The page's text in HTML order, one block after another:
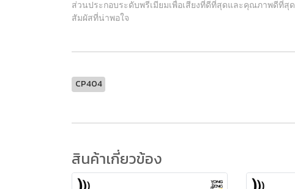
ส่วนประกอบระดับพรีเมียมเพื่อเสียงที่ดีที่สุดและคุณภาพดีที่สุด
สัมผัสที่น่าพอใจ
CP404
สินค้าเกี่ยวข้อง